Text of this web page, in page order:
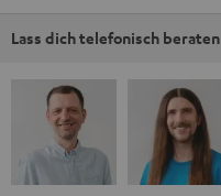
Lass dich telefonisch beraten